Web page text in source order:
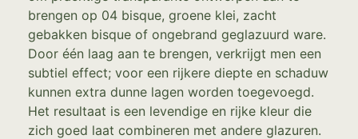
brengen op 04 bisque, groene klei, zacht
gebakken bisque of ongebrand geglazuurd ware.
Door één laag aan te brengen, verkrijgt men een
subtiel effect; voor een rijkere diepte en schaduw
kunnen extra dunne lagen worden toegevoegd.
Het resultaat is een levendige en rijke kleur die
zich goed laat combineren met andere glazuren.